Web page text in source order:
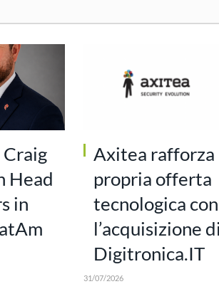
Head
in
Axitea rafforza
propria offerta
tecnologica con
l’acquisizione di
Digitronica.IT
31/07/2026